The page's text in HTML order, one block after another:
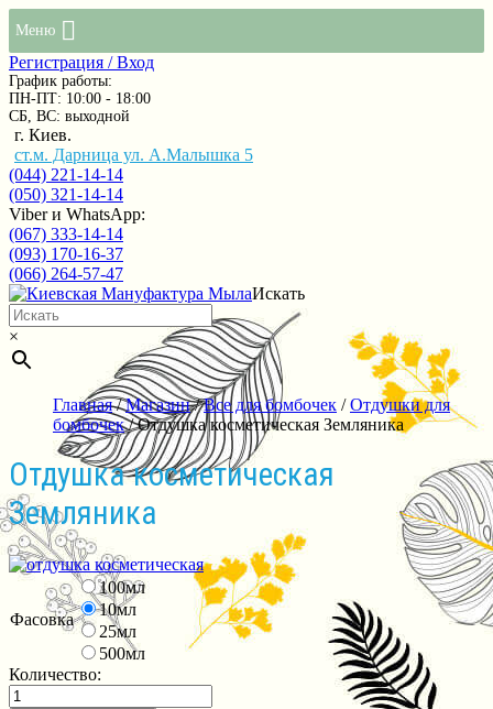
Меню
Регистрация / Вход
График работы:
ПН-ПТ: 10:00 - 18:00
СБ, ВС: выходной
г. Киев.
ст.м. Дарница ул. А.Малышка 5
(044) 221-14-14
(050) 321-14-14
Viber и WhatsApp:
(067) 333-14-14
(093) 170-16-37
(066) 264-57-47
Искать
×
Главная/Магазин/Все для бомбочек /Отдушки для
бомбочек/ Отдушка косметическая Земляника
Отдушка косметическая
Земляника
Фасовка
100мл
10мл
25мл
500мл
Количество: